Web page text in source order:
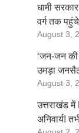
धामी
वर्ग तक
August 3,
‘जन-जन की
उमड़ा
August 3,
उत्तराखंड
अनिवार्य!